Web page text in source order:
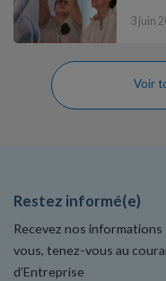
3 juin
Voir
Restez informé(e)
Recevez nos
vous, tenez-vous au
d’Entreprise